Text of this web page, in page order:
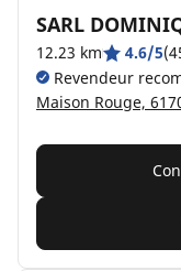
SARL
12.23 km 4.6/5
Revendeur
Maison Rouge,